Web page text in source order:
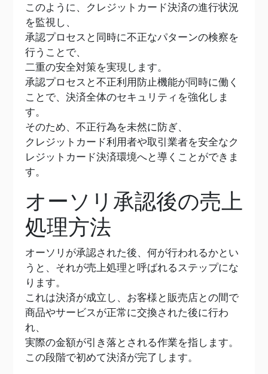
このように、クレジットカード決済の進行状況
を監視し、
承認プロセスと同時に不正なパターンの検察を
行うことで、
二重の安全対策を実現します。
承認プロセスと不正利用防止機能が同時に働く
ことで、決済全体のセキュリティを強化しま
す。
そのため、不正行為を未然に防ぎ、
クレジットカード利用者や取引業者を安全なク
レジットカード決済環境へと導くことができま
す。
オーソリ承認後の売上
処理方法
オーソリが承認された後、何が行われるかとい
うと、それが売上処理と呼ばれるステップにな
ります。
これは決済が成立し、お客様と販売店との間で
商品やサービスが正常に交換された後に行わ
れ、
実際の金額が引き落とされる作業を指します。
この段階で初めて決済が完了します。